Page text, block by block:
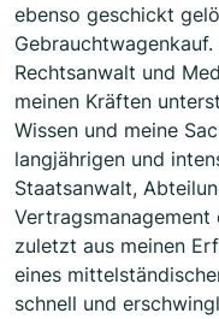
ebenso geschickt
Rechtsanwalt und
meinen Kräften
Wissen und meine
langjährigen und
Staatsanwalt,
zuletzt aus meinen
eines
schnell und